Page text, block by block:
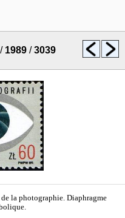
/ 1989 /3039
la photographie. Diaphragme